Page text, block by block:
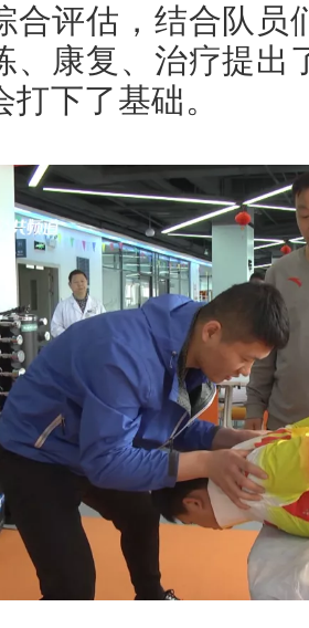
合评估，结合队员
、康复、治疗提出
下了基础。